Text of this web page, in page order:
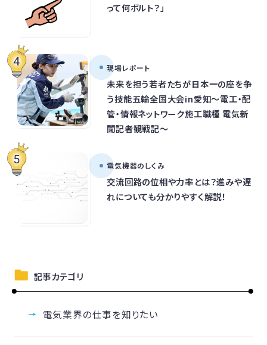
って何ボルト？」
現場レポート
未来を担う若者たちが日本一の座を争
う技能五輪全国大会in愛知～電工・配
管・情報ネットワーク施工職種 電気新
聞記者観戦記～
電気機器のしくみ
交流回路の位相や力率とは？進みや遅
れについても分かりやすく解説！
記事カテゴリ
電気業界の仕事を知りたい